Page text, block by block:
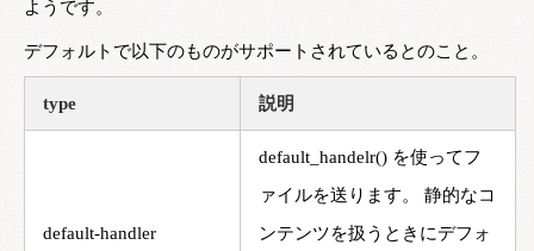
ようです。
デフォルトで以下のものがサポートされているとのこと。
type 説明
default-handler
default_handelr() を使ってフ
ァイルを送ります。 静的なコ
ンテンツを扱うときにデフォ